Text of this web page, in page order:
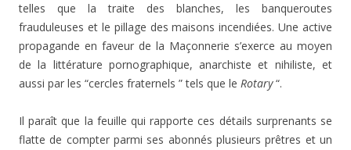
telles que la traite des blanches, les banqueroutes
frauduleuses et le pillage des maisons incendiées. Une active
propagande en faveur de la Maçonnerie s’exerce au moyen
de la littérature pornographique, anarchiste et nihiliste, et
aussi par les “cercles fraternels ” tels que le Rotary“.
Il paraît que la feuille qui rapporte ces détails surprenants se
flatte de compter parmi ses abonnés plusieurs prêtres et un